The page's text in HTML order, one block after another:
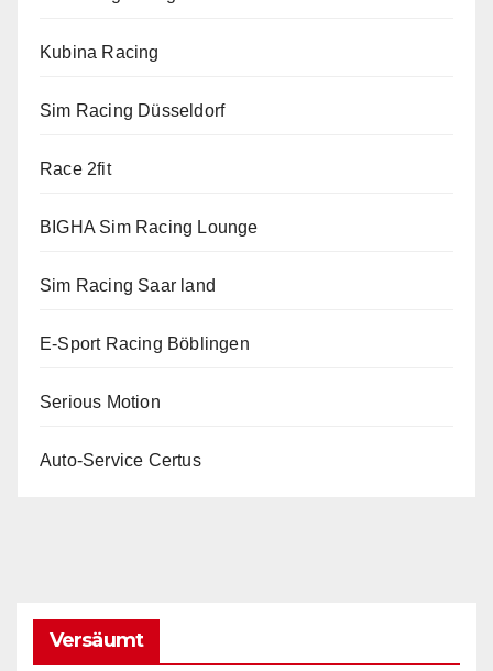
Kubina Racing
Sim Racing Düsseldorf
Race 2fit
BIGHA Sim Racing Lounge
Sim Racing Saar land
E-Sport Racing Böblingen
Serious Motion
Auto-Service Certus
Versäumt